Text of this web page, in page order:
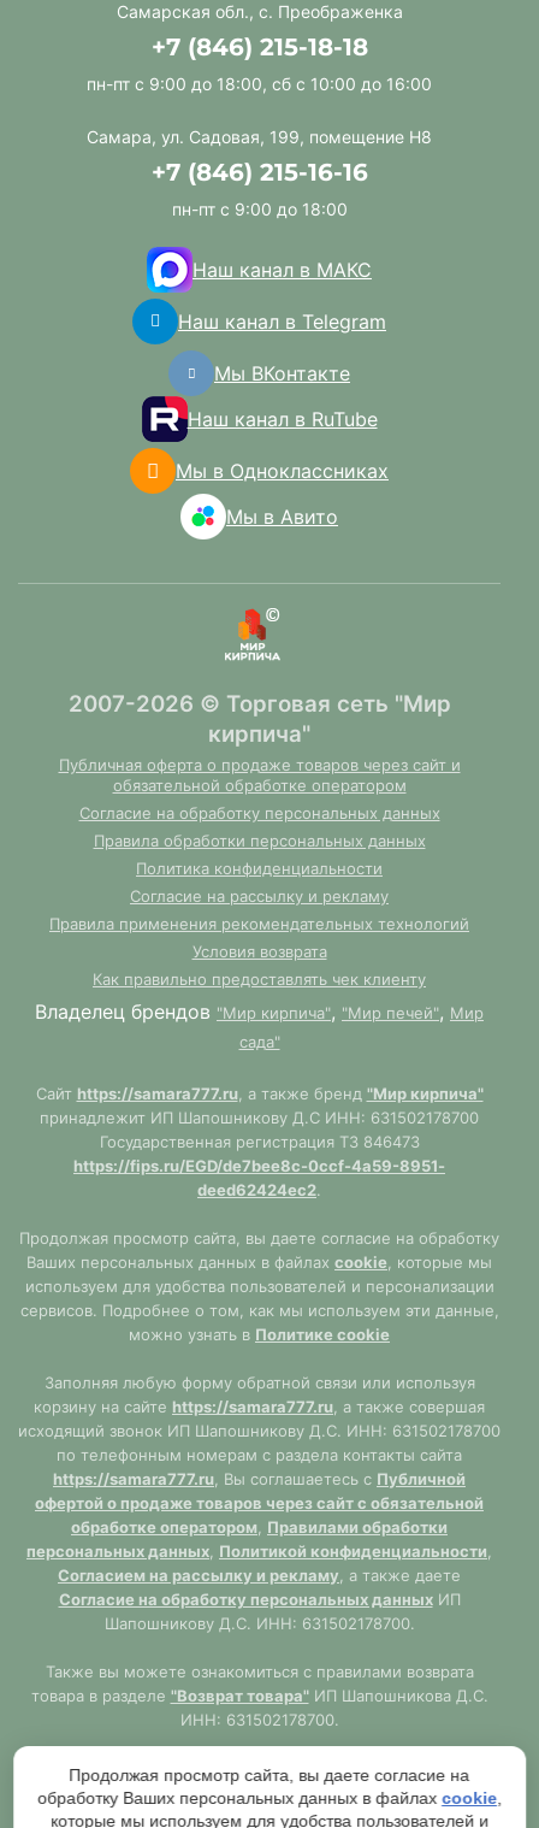
Самарская обл., с. Преображенка
+7 (846) 215-18-18
пн-пт с 9:00 до 18:00, сб с 10:00 до 16:00
Самара, ул. Садовая, 199, помещение Н8
+7 (846) 215-16-16
пн-пт с 9:00 до 18:00
Наш канал в МАКС
Наш канал в Telegram
Мы ВКонтакте
Наш канал в RuTube
Мы в Одноклассниках
Мы в Авито
2007-2026 © Торговая сеть "Мир
кирпича"
Публичная оферта о продаже товаров через сайт и
обязательной обработке оператором
Согласие на обработку персональных данных
Правила обработки персональных данных
Политика конфиденциальности
Согласие на рассылку и рекламу
Правила применения рекомендательных технологий
Условия возврата
Как правильно предоставлять чек клиенту
Владелец брендов "Мир кирпича", "Мир печей", Мир
сада"
Сайт https://samara777.ru, а также бренд "Мир кирпича"
принадлежит ИП Шапошникову Д.С ИНН: 631502178700
Государственная регистрация ТЗ 846473
https://fips.ru/EGD/de7bee8c-0ccf-4a59-8951-
deed62424ec2.
Продолжая просмотр сайта, вы даете согласие на обработку
Ваших персональных данных в файлах cookie , которые мы
используем для удобства пользователей и персонализации
сервисов. Подробнее о том, как мы используем эти данные,
можно узнать в Политике cookie
Заполняя любую форму обратной связи или используя
корзину на сайте https://samara777.ru , а также совершая
исходящий звонок ИП Шапошникову Д.С. ИНН: 631502178700
по телефонным номерам с раздела контакты сайта
https://samara777.ru , Вы соглашаетесь с Публичной
офертой о продаже товаров через сайт с обязательной
обработке оператором
Правилами обработки
персональных данных Политикой конфиденциальности
Согласием на рассылку и рекламу , а также даете
Согласие на обработку персональных данныхИП
Шапошникову Д.С. ИНН: 631502178700.
Также вы можете ознакомиться с правилами возврата
товара в разделе "Возврат товара"ИП Шапошникова Д.С.
ИНН: 631502178700.
https://samara777.ru
не является публичной офертой,
ВСЯ информация размещена в ознакомительных целях.
Согласно правилам описанным в разделе"Публичная
Продолжая просмотр сайта, вы даете согласие на
обработку Ваших персональных данных в файлах cookie
которые мы используем для удобства пользователей и